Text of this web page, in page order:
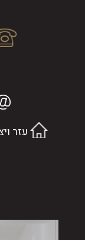
עזר ויצמן 6, הוד השרון,